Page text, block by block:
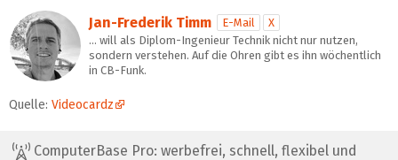
Jan-Frederik Timm E-Mail
X
… will als Diplom-Ingenieur Technik nicht nur nutzen,
sondern verstehen. Auf die Ohren gibt es ihn wöchentlich
in CB-Funk.
Quelle: Videocardz
ComputerBase Pro: werbefrei, schnell, flexibel und